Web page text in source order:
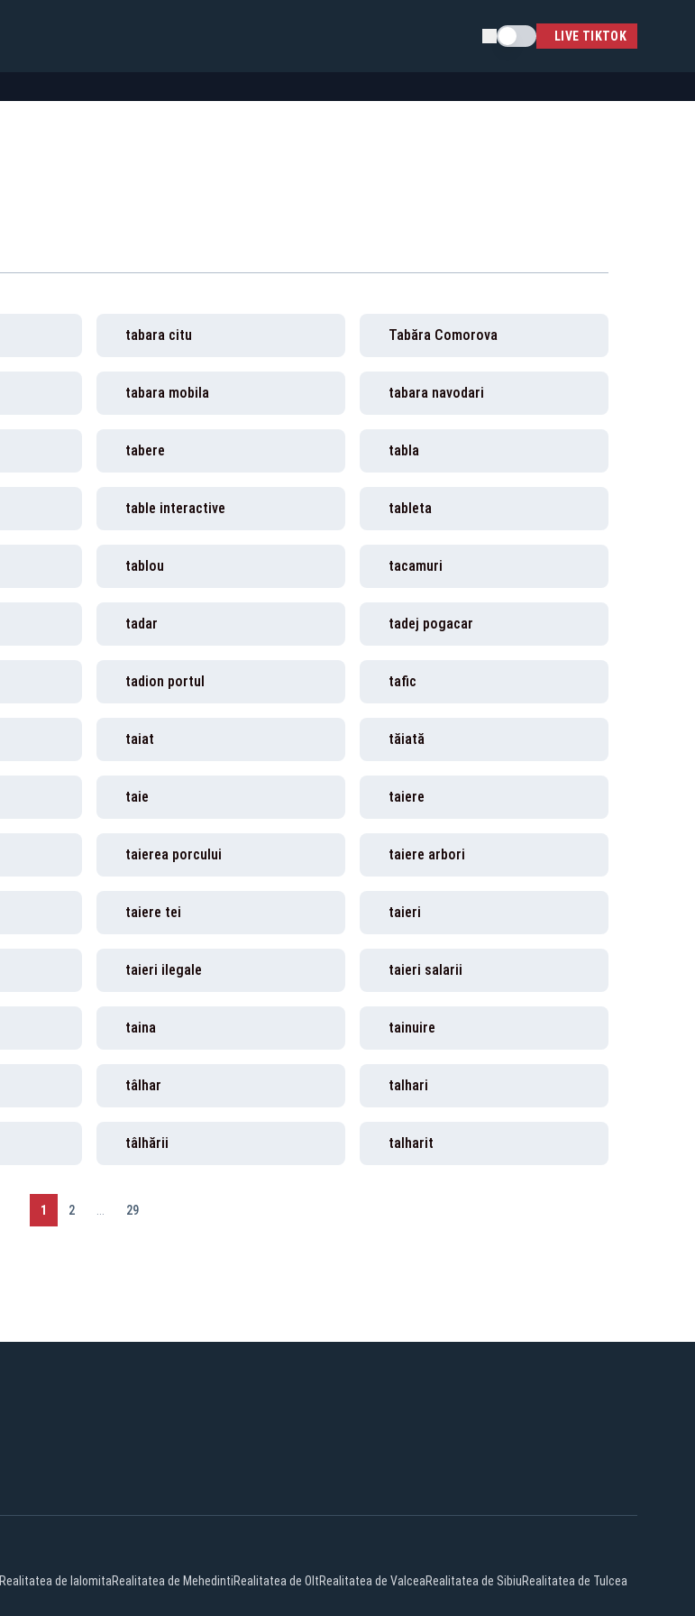
Schimba temaLIVE TIKTOK
tabara citu Tabăra Comorova
tabara mobila tabara navodari
tabere tabla
table interactive tableta
tablou tacamuri
tadar tadej pogacar
tadion portul tafic
taiat tăiată
taie taiere
taierea porcului taiere arbori
taiere tei taieri
taieri ilegale taieri salarii
taina tainuire
tâlhar talhari
tâlhării talharit
1 2 29
Realitatea de IalomitaRealitatea de MehedintiRealitatea de OltRealitatea de ValceaRealitatea de SibiuRealitatea de Tulcea